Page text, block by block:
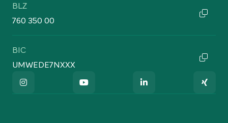
BLZ
760 350 00
BIC
UMWEDE7NXXX